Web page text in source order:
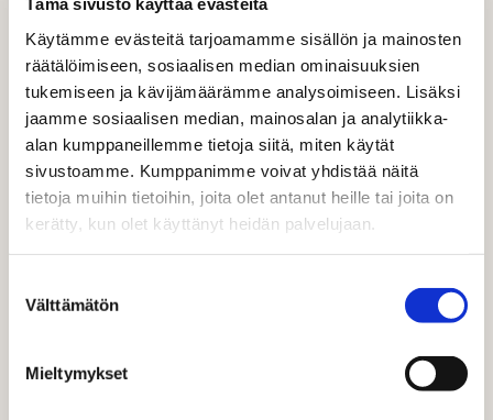
Käytämme evästeitä tarjoamamme sisällön ja mainosten
räätälöimiseen, sosiaalisen median ominaisuuksien
tukemiseen ja kävijämäärämme analysoimiseen. Lisäksi
jaamme sosiaalisen median, mainosalan ja analytiikka-
alan kumppaneillemme tietoja siitä, miten käytät
sivustoamme. Kumppanimme voivat yhdistää näitä
tietoja muihin tietoihin, joita olet antanut heille tai joita on
kerätty, kun olet käyttänyt heidän palvelujaan.
valinta
Välttämätön
Mieltymykset
AUTTAA YMMÄRTÄMÄÄN
MUUTOKSIA – AJOISSA
Tärkeintä on ymmärtää, mikä ohjaa muutosta. Työkalut
pohjaavat aina jonkun näkemyksiin esimerkiksi siitä,
millaisia kuvia luodaan tai millaista tekstiä tuotetaan.
Klassinen esimerkki on pyytäätekoälyäluomaan kuvan
toimitusjohtajasta – ja tutkia, vastaako se tämän päivän
Digitaalista arkea kannattaa havainnoida
niin omaan kuin potentiaalisten kohderyhmien elämään.
Miten teknologia muokkaa arkeamme, ajatteluamme ja